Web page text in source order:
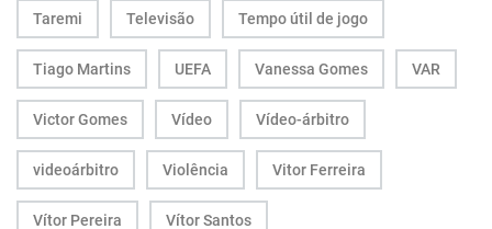
Taremi Televisão Tempo útil de jogo
Tiago Martins UEFA Vanessa Gomes VAR
Victor Gomes Vídeo Vídeo-árbitro
videoárbitro Violência Vitor Ferreira
Vítor Pereira Vítor Santos